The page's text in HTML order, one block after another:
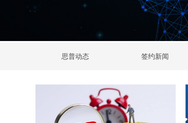
思普动态 签约新闻